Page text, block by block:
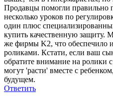
Продавцы помогли правильно
несколько уроков по
один плюс
купить качественную защиту.
же фирмы K2, что обеспечило
роликами. Кстати, если ваш
обратите внимание на ролики
могут 'расти' вместе с
будущем.
Ответить